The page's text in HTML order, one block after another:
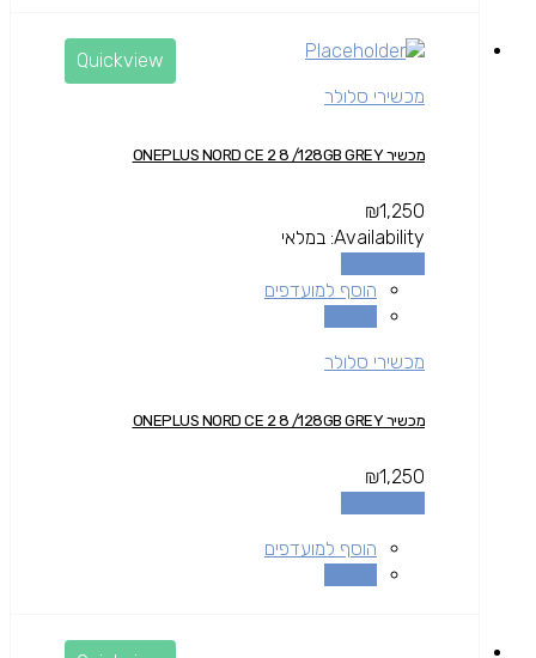
Quickview
מכשירי סלולר
מכשיר ONEPLUS NORD CE 2 8 /128GB GREY
₪1,250
Availability: במלאי
הוסף למועדפים
מכשירי סלולר
מכשיר ONEPLUS NORD CE 2 8 /128GB GREY
₪1,250
הוסף למועדפים